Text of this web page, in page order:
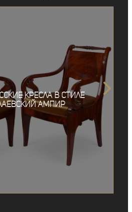
кресла в стиле
ампир